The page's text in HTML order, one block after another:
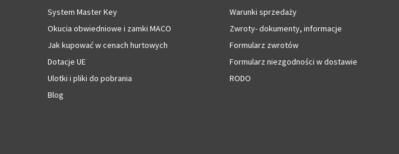
System Master Key
Okucia obwiedniowe i zamki MACO
Jak kupować w cenach hurtowych
Dotacje UE
Ulotki i pliki do pobrania
Blog
Warunki sprzedaży
Zwroty- dokumenty, informacje
Formularz zwrotów
Formularz niezgodności w dostawie
RODO